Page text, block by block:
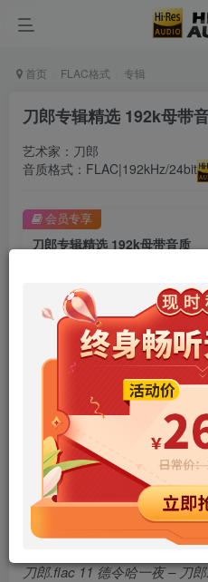
首页 FLAC格式 专辑
刀郎专辑精选 192k母带
艺术家：刀郎
音质格式：FLAC|192kHz/24bit
刀郎专辑精选 192k母带音质
￥9.9
年卡会员免费
立即
您当前未登录！
会员专享
01 爱是你我 – 云朵 刀郎.flac
的温柔 – 刀郎.flac 04 世界如
– 刀郎.flac 06 颠倒歌 – 刀郎
08 刀郎 – 敢问路在何方.flac
刀郎.flac 11 德令哈一夜 – 刀